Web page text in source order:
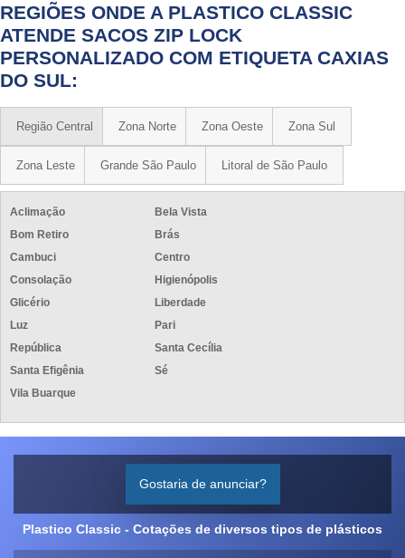
REGIÕES ONDE A PLASTICO CLASSIC
ATENDE SACOS ZIP LOCK
PERSONALIZADO COM ETIQUETA CAXIAS
DO SUL:
Região Central Zona Norte Zona Oeste Zona Sul
Zona Leste Grande São Paulo Litoral de São Paulo
Aclimação
Bela Vista
Bom Retiro
Brás
Cambuci
Centro
Consolação
Higienópolis
Glicério
Liberdade
Luz
Pari
República
Santa Cecília
Santa Efigênia
Sé
Vila Buarque
Gostaria de anunciar?
Plastico Classic - Cotações de diversos tipos de plásticos